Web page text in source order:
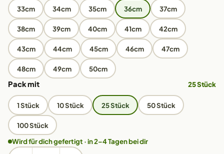
33cm 34cm 35cm 36cm 37cm
38cm 39cm 40cm 41cm 42cm
43cm 44cm 45cm 46cm 47cm
48cm 49cm 50cm
Pack mit 25 Stück
1 Stück 10 Stück 25 Stück 50 Stück
100 Stück
Wird für dich gefertigt · in 2–4 Tagen bei dir